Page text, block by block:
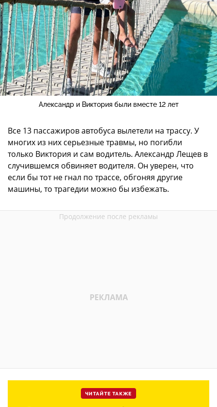
Александр и Виктория были вместе 12 лет
Все 13 пассажиров автобуса вылетели на трассу. У
многих из них серьезные травмы, но погибли
только Виктория и сам водитель. Александр Лещев в
случившемся обвиняет водителя. Он уверен, что
если бы тот не гнал по трассе, обгоняя другие
машины, то трагедии можно бы избежать.
ЧИТАЙТЕ ТАКЖЕ